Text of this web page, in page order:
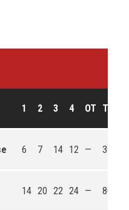
1 2 3 4 OT T
6 7 14 12 — 39
14 20 22 24 — 80